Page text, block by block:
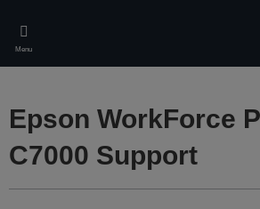
main
content
Menu
Epson WorkForce
C7000 Support